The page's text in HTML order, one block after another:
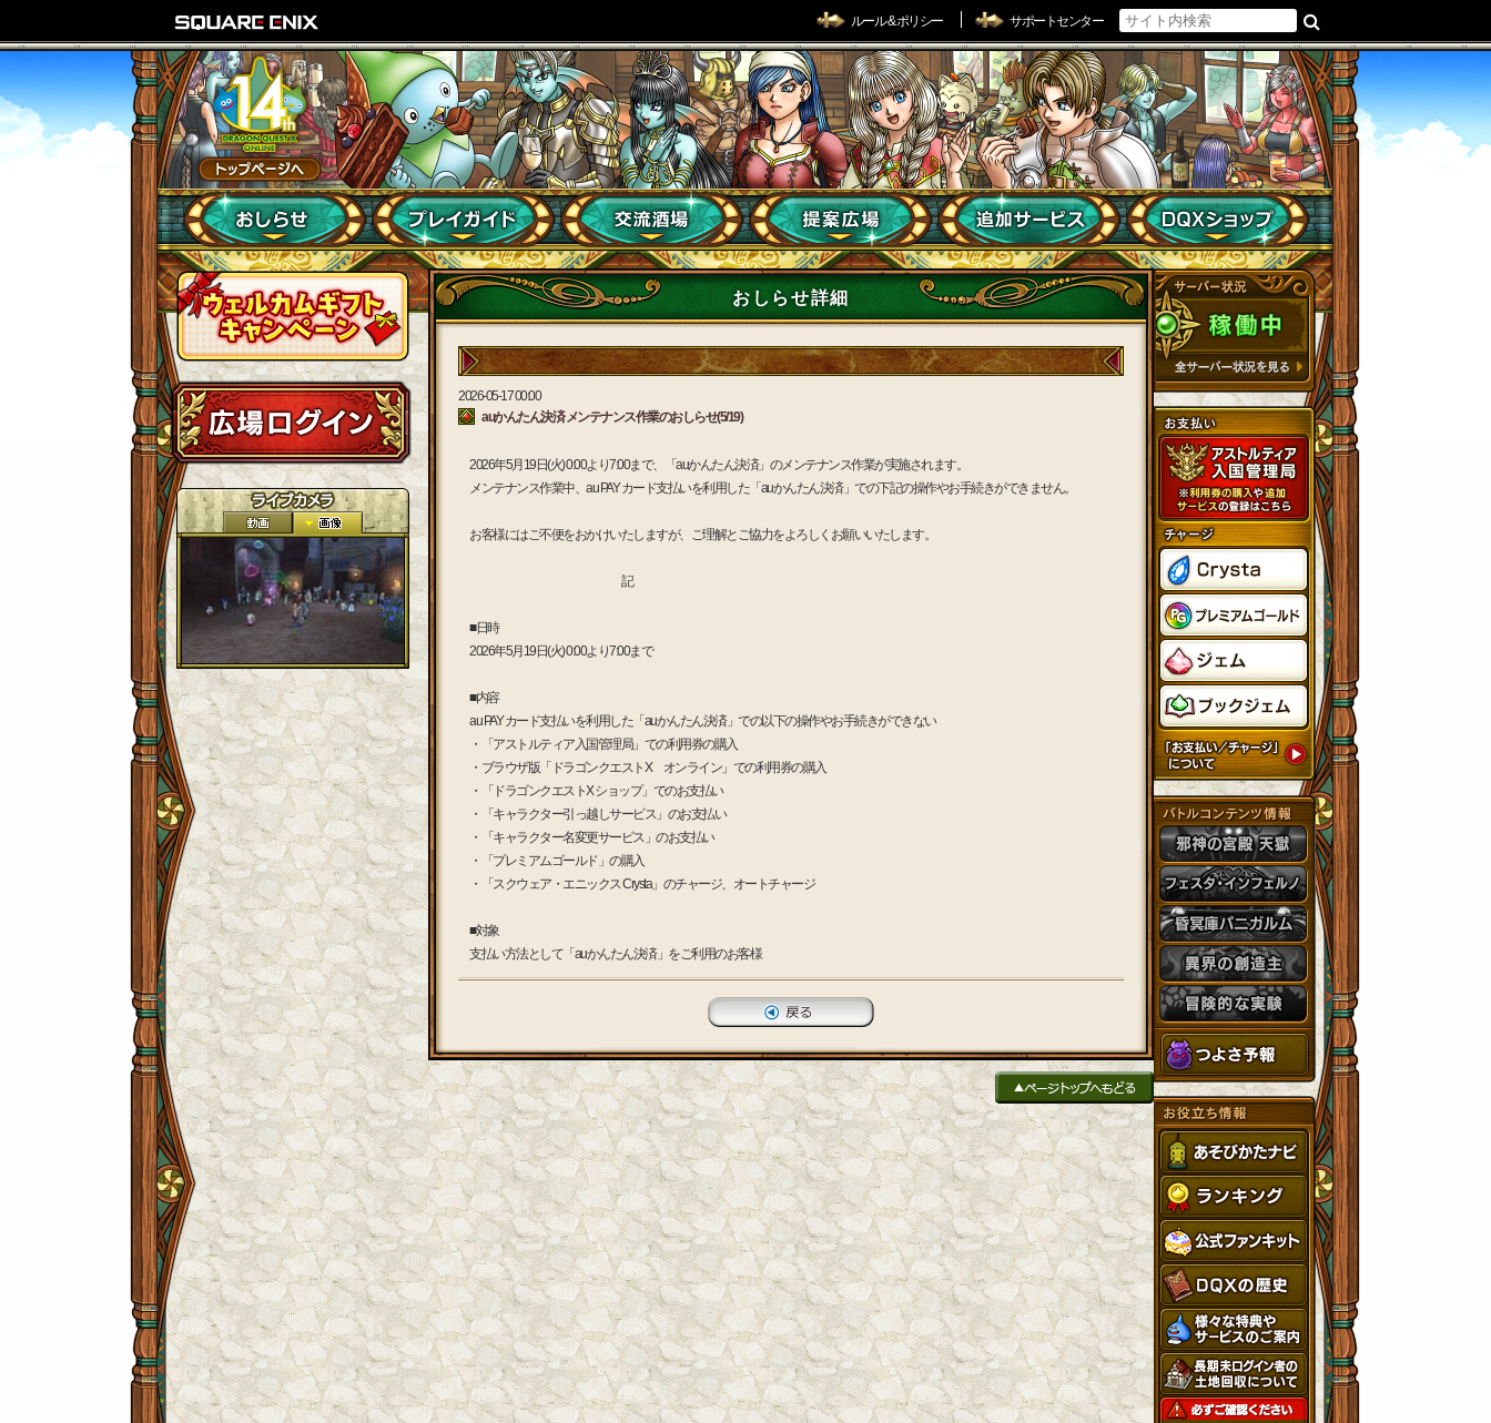
ルール & ポリシー サポートセンター
おしらせ詳細
2026-05-17 00:00
auかんたん決済 メンテナンス作業のおしらせ(5/19)
2026年5月19日(火) 0:00より7:00まで、「auかんたん決済」のメンテナンス作業が実施されます。
メンテナンス作業中、au PAY カード支払いを利用した「auかんたん決済」での下記の操作やお手続きができません。
お客様にはご不便をおかけいたしますが、ご理解とご協力をよろしくお願いいたします。
記
■日時
2026年5月19日(火) 0:00より7:00まで
■内容
au PAY カード支払いを利用した「auかんたん決済」での以下の操作やお手続きができない
・「アストルティア入国管理局」での利用券の購入
・ブラウザ版「ドラゴンクエストX オンライン」での利用券の購入
・「ドラゴンクエストX ショップ」でのお支払い
・「キャラクター引っ越しサービス」のお支払い
・「キャラクター名変更サービス」のお支払い
・「プレミアムゴールド」の購入
・「スクウェア・エニックス Crysta」のチャージ、オートチャージ
■対象
支払い方法として「auかんたん決済」をご利用のお客様